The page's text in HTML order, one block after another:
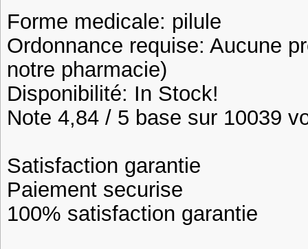
Forme medicale: pilule
Ordonnance requise: Aucune
notre pharmacie)
Disponibilité: In Stock!
Note 4,84 / 5 base sur 10039
Satisfaction garantie
Paiement securise
100% satisfaction garantie